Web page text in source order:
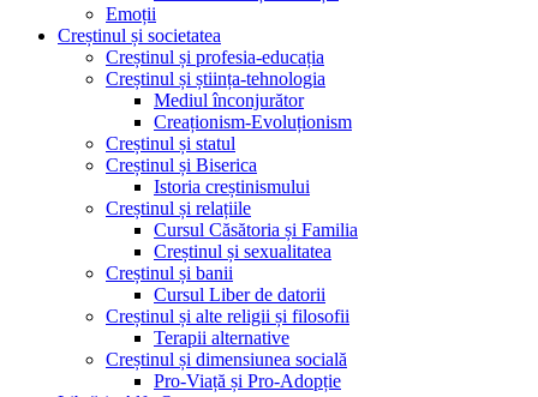
Emoții
Creștinul și societatea
Creștinul și profesia-educația
Creștinul și știința-tehnologia
Mediul înconjurător
Creaționism-Evoluționism
Creștinul și statul
Creștinul și Biserica
Istoria creștinismului
Creștinul și relațiile
Cursul Căsătoria și Familia
Creștinul și sexualitatea
Creștinul și banii
Cursul Liber de datorii
Creștinul și alte religii și filosofii
Terapii alternative
Creștinul și dimensiunea socială
Pro-Viață și Pro-Adopție